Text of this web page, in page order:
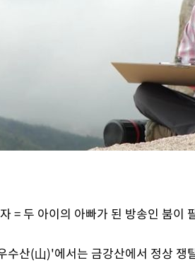
= 두 아이의 아빠가 된 방송인 붐이
수산(山)'에서는 금강산에서 정상 쟁